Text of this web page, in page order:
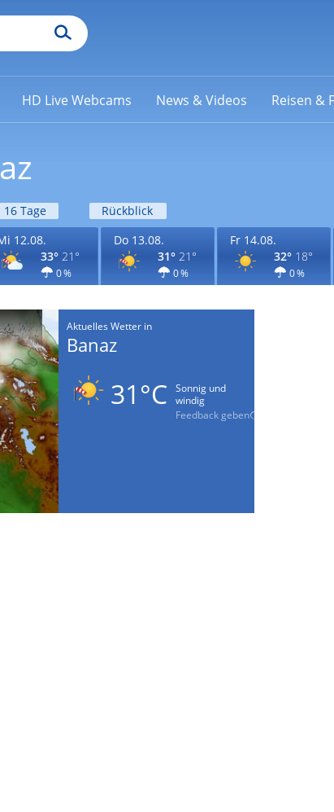
HD Live Webcams News & Videos Reisen &
16 Tage
Rückblick
12.08.
33° 21°
0 %
Do 13.08.
31° 21°
0 %
Fr 14.08.
32° 18°
0 %
Aktuelles Wetter in
Banaz
31°C
Sonnig und
windig
Feedback geben